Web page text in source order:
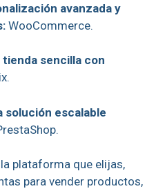
avanzada y
WooCommerce.
sencilla con
solución escalable
plataforma que elijas,
para vender productos,